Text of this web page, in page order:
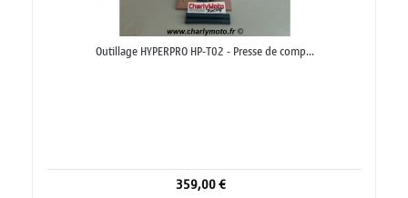
Outillage HYPERPRO HP-T02 - Presse de comp...
359,00 €